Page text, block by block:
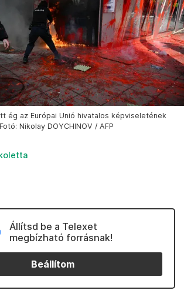
ég az Európai Unió hivatalos képviseletének
Nikolay DOYCHINOV / AFP
Állítsd be a Telexet
megbízható forrásnak!
Beállítom